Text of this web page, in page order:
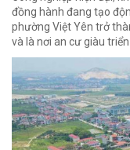
đồng hành đang tạo
phường Việt Yên trở
và là nơi an cư giàu